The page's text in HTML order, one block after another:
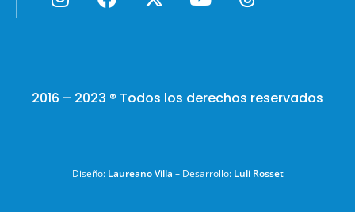
2016 – 2023 ® Todos los derechos reservados
Diseño: Laureano Villa – Desarrollo: Luli Rosset